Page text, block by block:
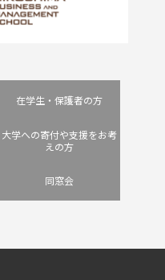
在学生・保護者の方
大学への寄付や支援をお考
えの方
同窓会